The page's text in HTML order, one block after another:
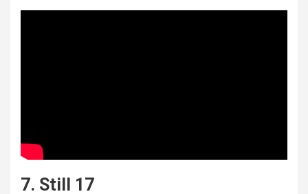
7. Still 17